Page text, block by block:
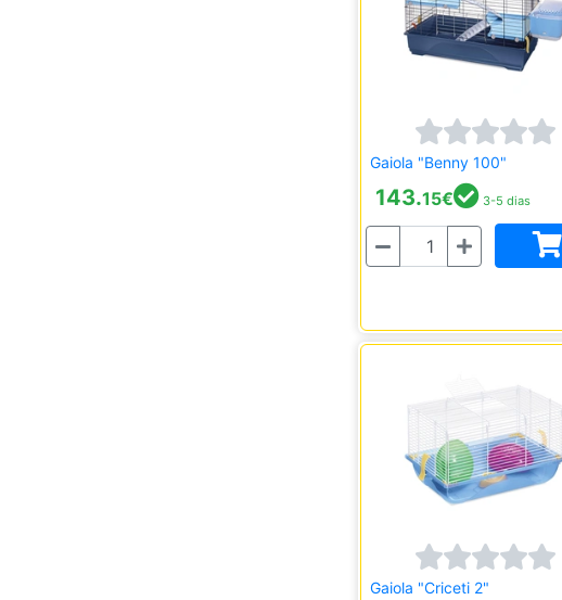
Gaiola "Benny 100"
143.15€ 3-5 dias
Quantidade
Gaiola "Criceti 2"